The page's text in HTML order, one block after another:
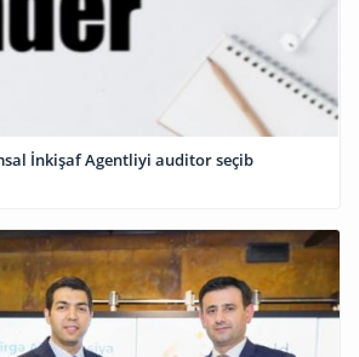
İnkişaf Agentliyi auditor seçib